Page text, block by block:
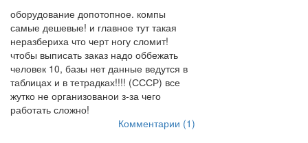
оборудование допотопное. компы
самые дешевые! и главное тут такая
неразбериха что черт ногу сломит!
чтобы выписать заказ надо оббежать
человек 10, базы нет данные ведутся в
таблицах и в тетрадках!!!! (СССР) все
жутко не организованои з-за чего
работать сложно!
Комментарии (1)